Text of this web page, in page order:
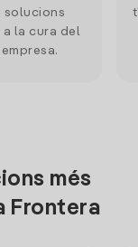
solucions
la cura del
més
Frontera